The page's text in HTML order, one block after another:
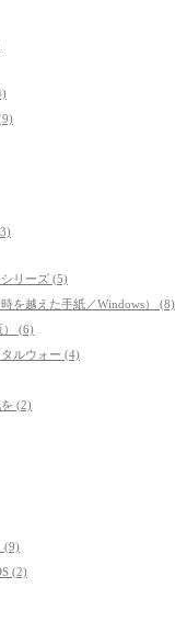
リーズ (5)
を越えた手紙／Windows） (8)
） (6)
ルウォー (4)
(2)
(9)
(2)